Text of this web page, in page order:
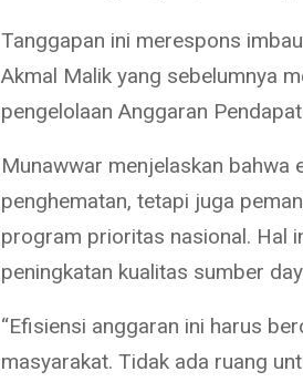
Tanggapan ini merespons
Akmal Malik yang sebelumnya
pengelolaan Anggaran
Munawwar menjelaskan bahwa
penghematan, tetapi juga
program prioritas nasional. Hal
peningkatan kualitas sumber
“Efisiensi anggaran ini harus
masyarakat. Tidak ada ruang